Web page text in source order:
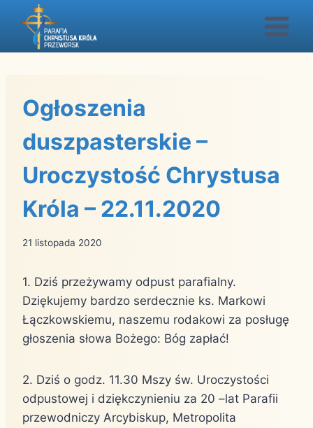
Przejdź
Ogłoszenia
duszpasterskie –
Uroczystość Chrystusa
Króla – 22.11.2020
21 listopada 2020
1. Dziś przeżywamy odpust parafialny.
Dziękujemy bardzo serdecznie ks. Markowi
Łączkowskiemu, naszemu rodakowi za posługę
głoszenia słowa Bożego: Bóg zapłać!
2. Dziś o godz. 11.30 Mszy św. Uroczystości
odpustowej i dziękczynieniu za 20 –lat Parafii
przewodniczy Arcybiskup, Metropolita